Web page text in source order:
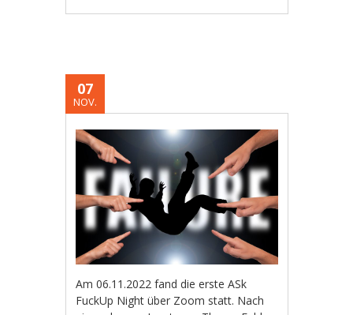
07
NOV.
Am 06.11.2022 fand die erste ASk
FuckUp Night über Zoom statt. Nach